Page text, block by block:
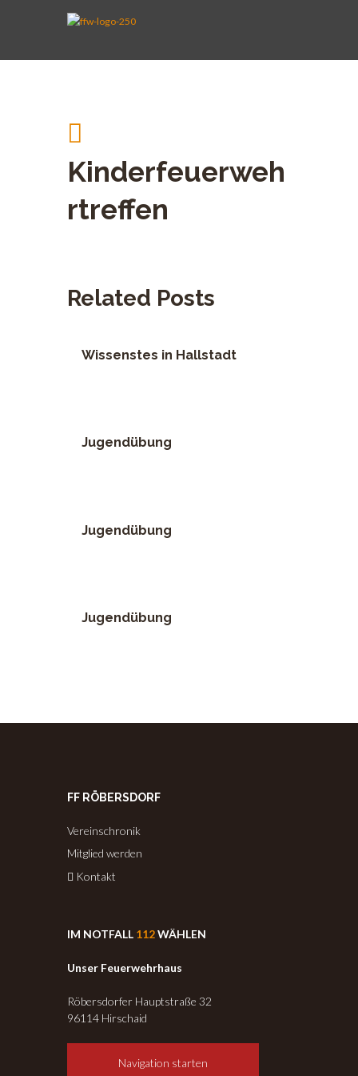
Kinderfeuerweh
rtreffen
Related Posts
Wissenstes in Hallstadt
Jugendübung
Jugendübung
Jugendübung
FF RÖBERSDORF
Vereinschronik
Mitglied werden
Kontakt
IM NOTFALL 112WÄHLEN
Unser Feuerwehrhaus
Röbersdorfer Hauptstraße 32
96114 Hirschaid
Navigation starten